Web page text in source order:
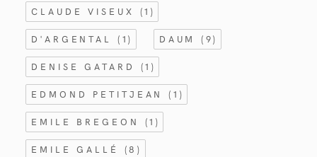
CLAUDE VISEUX (1)
D'ARGENTAL (1) DAUM(9)
DENISE GATARD (1)
EDMOND PETITJEAN(1)
EMILE BREGEON (1)
EMILE GALLÉ (8)